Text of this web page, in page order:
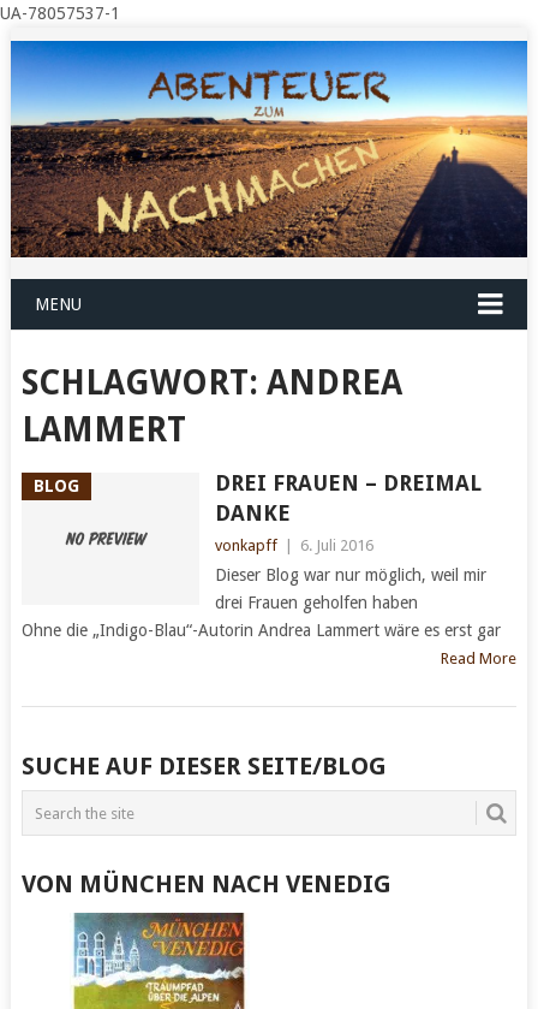
UA-78057537-1
MENU
SCHLAGWORT: ANDREA
LAMMERT
BLOG
DREI FRAUEN – DREIMAL
DANKE
vonkapff 6. Juli 2016
Dieser Blog war nur möglich, weil mir
drei Frauen geholfen haben
Ohne die „Indigo-Blau“-Autorin Andrea Lammert wäre es erst gar
Read More
POSTS
NAVIGATION
SUCHE AUF DIESER SEITE/BLOG
VON MÜNCHEN NACH VENEDIG